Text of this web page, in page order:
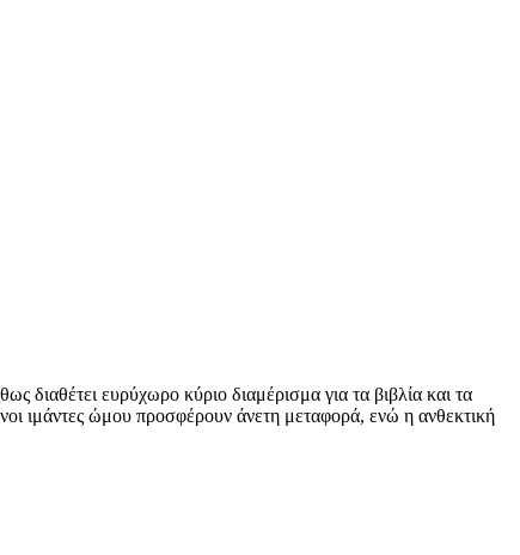
διαθέτει ευρύχωρο κύριο διαμέρισμα για τα βιβλία και τα
ιμάντες ώμου προσφέρουν άνετη μεταφορά, ενώ η ανθεκτική